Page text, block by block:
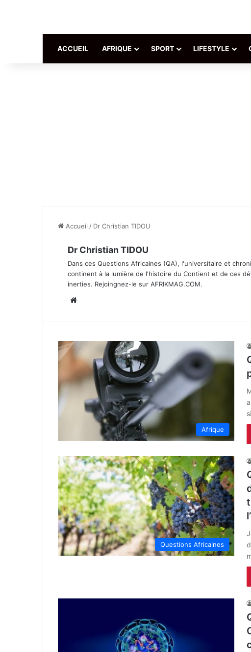
ACCUEIL AFRIQUE SPORT LIFESTYLE
Accueil / Dr Christian TIDOU
Dr Christian TIDOU
Dans ces Questions Africaines (QA), l'universitaire et
continent à la lumière de l'histoire du Contient et de ces
inerties. Rejoingnez-le sur AFRIKMAG.COM.
Afrique
Questions Africaines